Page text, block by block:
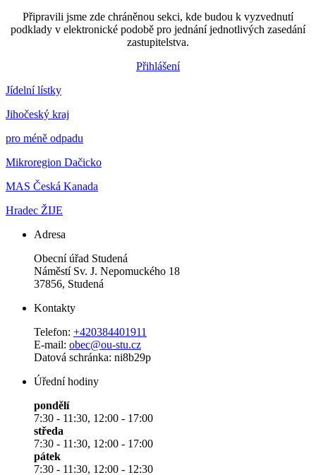
Připravili jsme zde chráněnou sekci, kde budou k vyzvednutí
podklady v elektronické podobě pro jednání jednotlivých zasedání
zastupitelstva.
Přihlášení
Jídelní lístky
Jihočeský kraj
pro méně odpadu
Mikroregion Dačicko
MAS Česká Kanada
Hradec ŽIJE
Adresa
Obecní úřad Studená
Náměstí Sv. J. Nepomuckého 18
37856, Studená
Kontakty
Telefon: +420384401911
E-mail: obec@ou-stu.cz
Datová schránka: ni8b29p
Úřední hodiny
pondělí
7:30 - 11:30, 12:00 - 17:00
středa
7:30 - 11:30, 12:00 - 17:00
pátek
7:30 - 11:30, 12:00 - 12:30